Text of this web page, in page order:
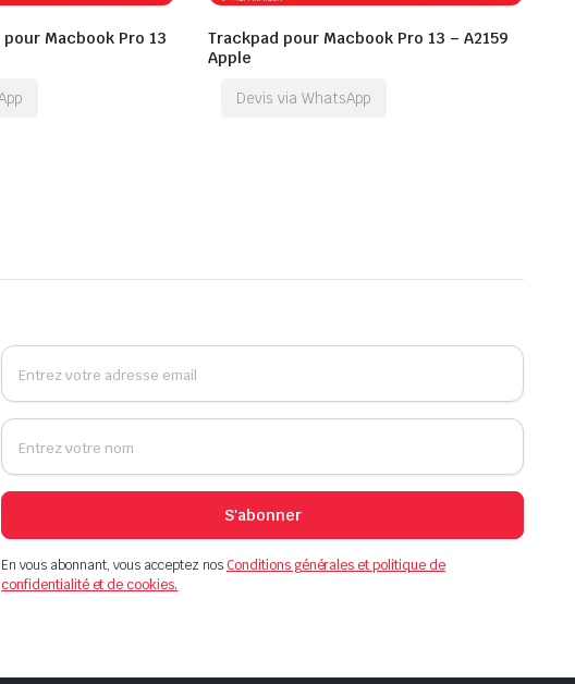
pour Macbook Pro 13
Trackpad pour Macbook Pro 13 – A2159
Apple
Devis via WhatsApp
S'abonner
En vous abonnant, vous acceptez nosConditions générales et politique de
confidentialité et de cookies.